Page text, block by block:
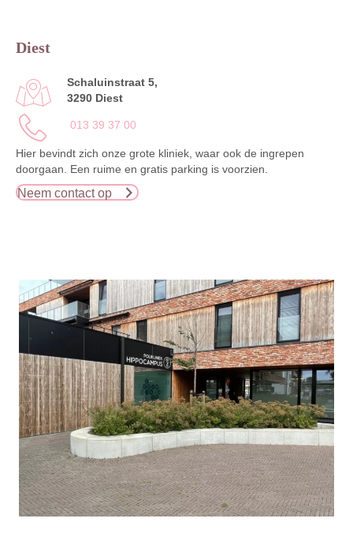
Diest
Schaluinstraat 5,
3290 Diest
013 39 37 00
Hier bevindt zich onze grote kliniek, waar ook de ingrepen
doorgaan. Een ruime en gratis parking is voorzien.
Neem contact op